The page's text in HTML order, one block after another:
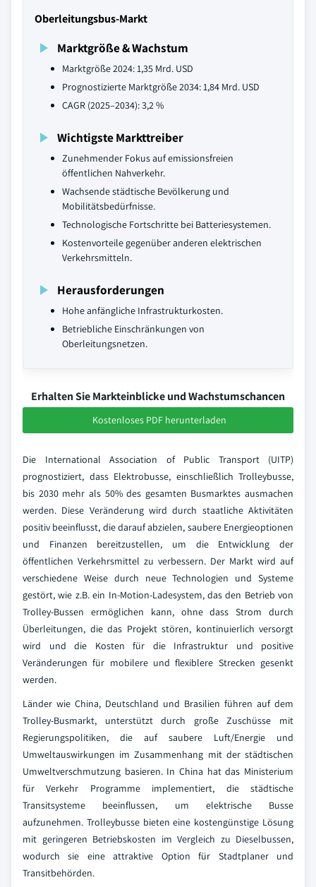
Oberleitungsbus-Markt
Marktgröße & Wachstum
Marktgröße 2024: 1,35 Mrd. USD
Prognostizierte Marktgröße 2034: 1,84 Mrd. USD
CAGR (2025–2034): 3,2 %
Wichtigste Markttreiber
Zunehmender Fokus auf emissionsfreien
öffentlichen Nahverkehr.
Wachsende städtische Bevölkerung und
Mobilitätsbedürfnisse.
Technologische Fortschritte bei Batteriesystemen.
Kostenvorteile gegenüber anderen elektrischen
Verkehrsmitteln.
Herausforderungen
Hohe anfängliche Infrastrukturkosten.
Betriebliche Einschränkungen von
Oberleitungsnetzen.
Erhalten Sie Markteinblicke und Wachstumschancen
Kostenloses PDF herunterladen
Die International Association of Public Transport (UITP)
prognostiziert, dass Elektrobusse, einschließlich Trolleybusse,
bis 2030 mehr als 50% des gesamten Busmarktes ausmachen
werden. Diese Veränderung wird durch staatliche Aktivitäten
positiv beeinflusst, die darauf abzielen, saubere Energieoptionen
und Finanzen bereitzustellen, um die Entwicklung der
öffentlichen Verkehrsmittel zu verbessern. Der Markt wird auf
verschiedene Weise durch neue Technologien und Systeme
gestört, wie z.B. ein In-Motion-Ladesystem, das den Betrieb von
Trolley-Bussen ermöglichen kann, ohne dass Strom durch
Überleitungen, die das Projekt stören, kontinuierlich versorgt
wird und die Kosten für die Infrastruktur und positive
Veränderungen für mobilere und flexiblere Strecken gesenkt
werden.
Länder wie China, Deutschland und Brasilien führen auf dem
Trolley-Busmarkt, unterstützt durch große Zuschüsse mit
Regierungspolitiken, die auf saubere Luft/Energie und
Umweltauswirkungen im Zusammenhang mit der städtischen
Umweltverschmutzung basieren. In China hat das Ministerium
für Verkehr Programme implementiert, die städtische
Transitsysteme beeinflussen, um elektrische Busse
aufzunehmen. Trolleybusse bieten eine kostengünstige Lösung
mit geringeren Betriebskosten im Vergleich zu Dieselbussen,
wodurch sie eine attraktive Option für Stadtplaner und
Transitbehörden.